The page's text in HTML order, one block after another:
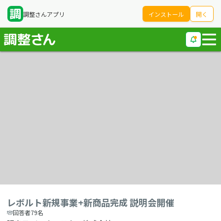
調整さんアプリ インストール 開く
レボルト新規事業+新商品完成 説明会開催
回答者79名